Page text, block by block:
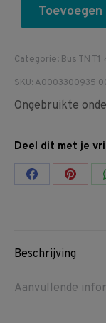
Categorie: Bus TN
SKU:A0003300935
Ongebruikte
Deel dit met je
Share Share
Beschrijving
Aanvullende